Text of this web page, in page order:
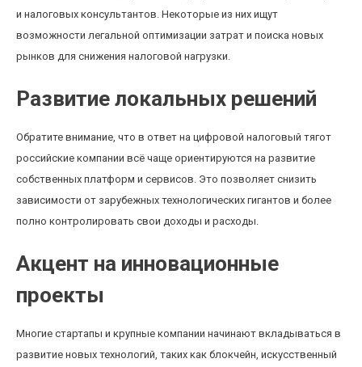
и налоговых консультантов. Некоторые из них ищут
возможности легальной оптимизации затрат и поиска новых
рынков для снижения налоговой нагрузки.
Развитие локальных решений
Обратите внимание, что в ответ на цифровой налоговый тягот
российские компании всё чаще ориентируются на развитие
собственных платформ и сервисов. Это позволяет снизить
зависимости от зарубежных технологических гигантов и более
полно контролировать свои доходы и расходы.
Акцент на инновационные
проекты
Многие стартапы и крупные компании начинают вкладываться в
развитие новых технологий, таких как блокчейн, искусственный